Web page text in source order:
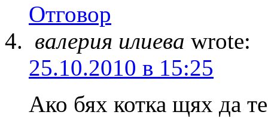
Отговор
валерия илиева wrote:
25.10.2010 в 15:25
Ако бях котка щях да